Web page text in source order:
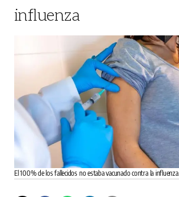
influenza
El 100% de los fallecidos no estaba vacunado contra la influenza.